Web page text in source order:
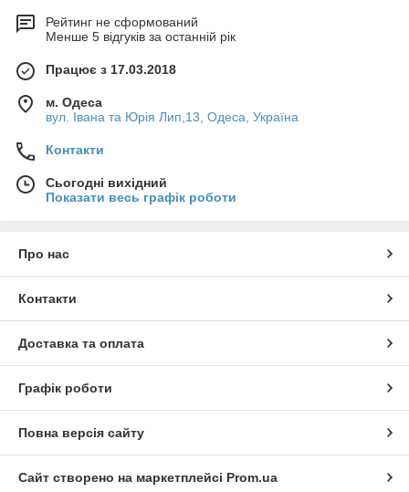
Рейтинг не сформований
Менше 5 відгуків за останній рік
Працює з 17.03.2018
м. Одеса
вул. Івана та Юрія Лип,13, Одеса, Україна
Контакти
Сьогодні вихідний
Показати весь графік роботи
Про нас
Контакти
Доставка та оплата
Графік роботи
Повна версія сайту
Сайт створено на маркетплейсі Prom.ua